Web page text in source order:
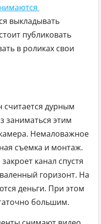
выкладывать
публиковать
в роликах свои
считается дурным
заниматься этим
Немаловажное
съемка и монтаж.
канал спустя
горизонт. На
деньги. При этом
большим.